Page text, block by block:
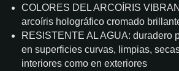
COLORES DEL ARCOÍRIS
arcoíris holográfico cromado
RESISTENTE AL AGUA: duradero
en superficies curvas, limpias,
interiores como en exteriores